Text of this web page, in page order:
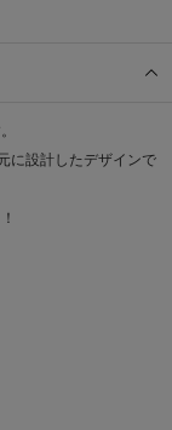
に設計したデザインで